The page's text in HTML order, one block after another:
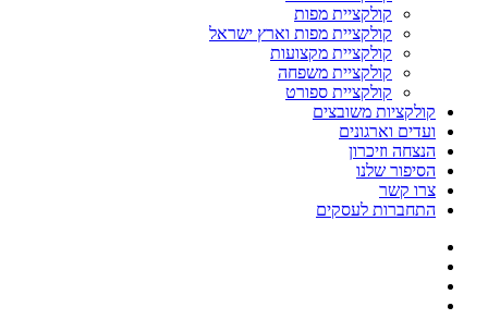
קולקציית מפות
קולקציית מפות וארץ ישראל
קולקציית מקצועות
קולקציית משפחה
קולקציית ספורט
קולקציות משובצים
ועדים וארגונים
הנצחה וזיכרון
הסיפור שלנו
צרו קשר
התחברות לעסקים